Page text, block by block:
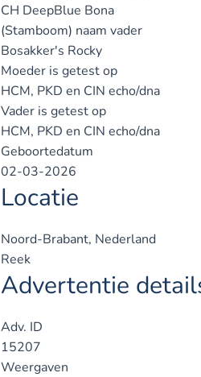
CH DeepBlue Bona
(Stamboom) naam vader
Bosakker's Rocky
Moeder is getest op
HCM, PKD en CIN echo/dna
Vader is getest op
HCM, PKD en CIN echo/dna
Geboortedatum
02-03-2026
Locatie
Noord-Brabant, Nederland
Reek
Advertentie
Adv. ID
15207
Weergaven